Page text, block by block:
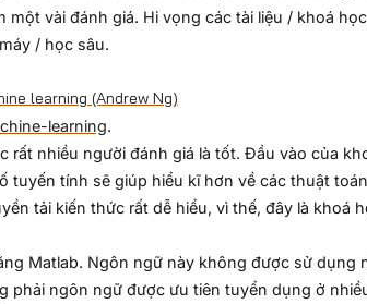
một vài đánh giá. Hi vọng các tài liệu / khoá
/ học sâu.
learning (Andrew Ng)
learning.
rất nhiều người đánh giá là tốt. Đầu vào của
tính sẽ giúp hiểu kĩ hơn về các thuật
tải kiến thức rất dễ hiểu, vì thế, đây là khoá
Matlab. Ngôn ngữ này không được sử dụng
phải ngôn ngữ được ưu tiên tuyển dụng ở